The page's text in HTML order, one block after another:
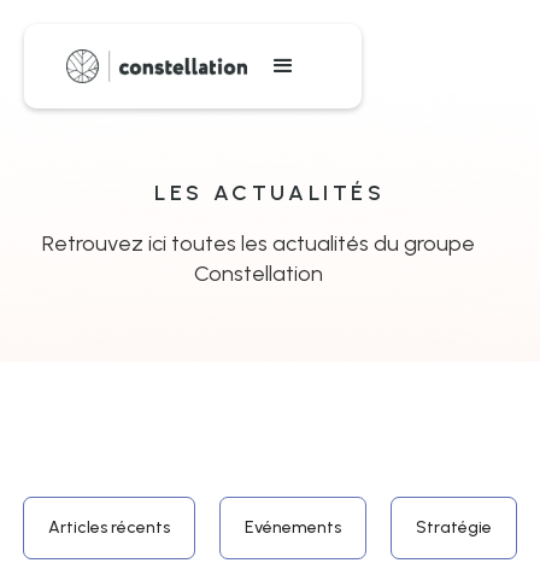
LES ACTUALITÉS
Retrouvez ici toutes les actualités du groupe
Constellation
Articles récents Evénements Stratégie